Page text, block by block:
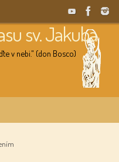
sv. Jakuba
v nebi." (don Bosco)